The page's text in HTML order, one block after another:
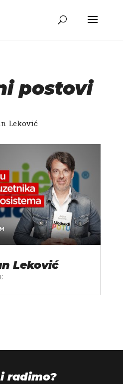
postovi
Leković
Leković
radimo?